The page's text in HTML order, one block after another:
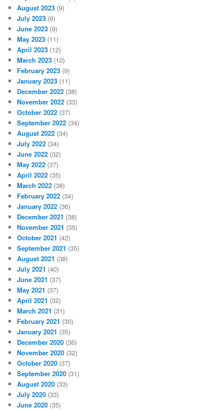
August 2023 (9)
July 2023 (6)
June 2023 (9)
May 2023 (11)
April 2023 (12)
March 2023 (10)
February 2023 (9)
January 2023 (11)
December 2022 (38)
November 2022 (33)
October 2022 (37)
September 2022 (34)
August 2022 (34)
July 2022 (34)
June 2022 (32)
May 2022 (37)
April 2022 (35)
March 2022 (38)
February 2022 (34)
January 2022 (36)
December 2021 (38)
November 2021 (35)
October 2021 (42)
September 2021 (35)
August 2021 (38)
July 2021 (40)
June 2021 (37)
May 2021 (37)
April 2021 (32)
March 2021 (31)
February 2021 (30)
January 2021 (35)
December 2020 (36)
November 2020 (32)
October 2020 (37)
September 2020 (31)
August 2020 (33)
July 2020 (33)
June 2020 (35)